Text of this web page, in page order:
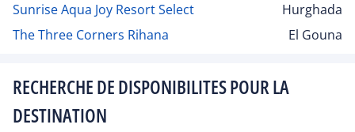
Sunrise Aqua Joy Resort Select
Hurghada
The Three Corners Rihana
El Gouna
RECHERCHE DE DISPONIBILITES POUR LA
DESTINATION